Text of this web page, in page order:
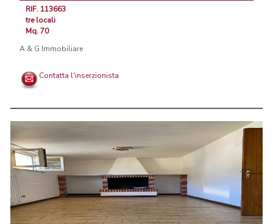
RIF. 113663
tre locali
Mq. 70
A & G Immobiliare
Contatta l'inserzionista